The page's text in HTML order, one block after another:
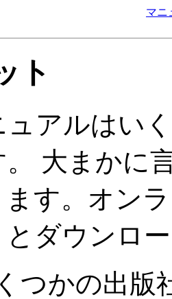
マニ
ト
ュアルはい
大まかに
す。オン
とダウンロ
つかの出版